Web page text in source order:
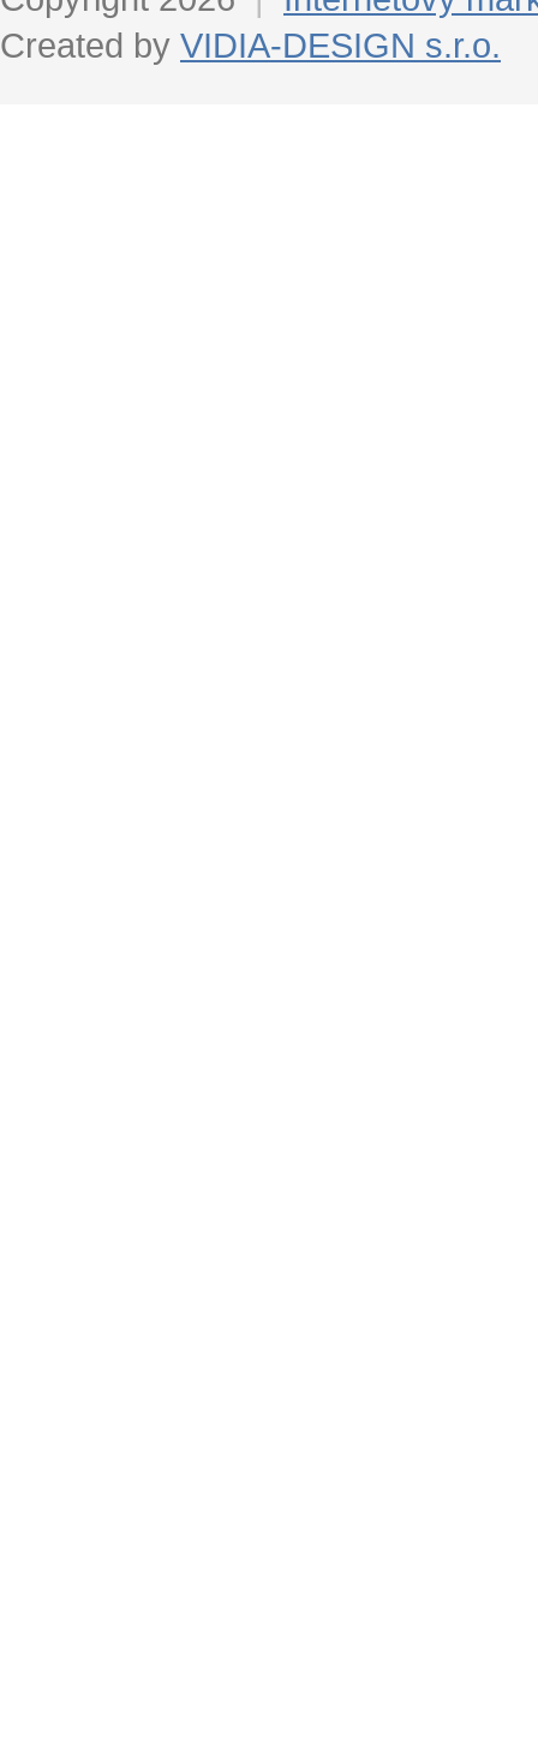
Created by VIDIA-DESIGN s.r.o.